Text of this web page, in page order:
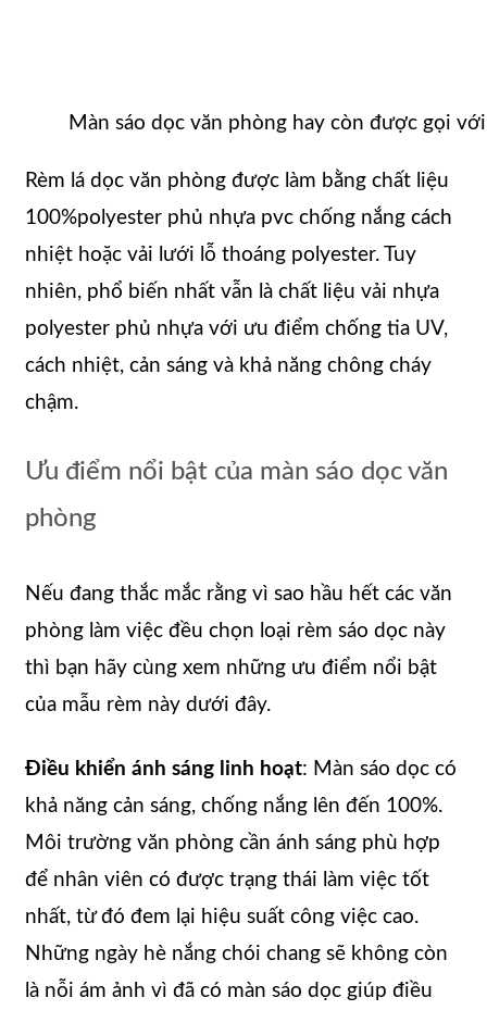
Màn sáo dọc văn phòng hay còn được gọi
Rèm lá dọc văn phòng được làm bằng chất liệu
100%polyester phủ nhựa pvc chống nắng cách
nhiệt hoặc vải lưới lỗ thoáng polyester. Tuy
nhiên, phổ biến nhất vẫn là chất liệu vải nhựa
polyester phủ nhựa với ưu điểm chống tia UV,
cách nhiệt, cản sáng và khả năng chông cháy
chậm.
Ưu điểm nổi bật của màn sáo dọc văn
phòng
Nếu đang thắc mắc rằng vì sao hầu hết các văn
phòng làm việc đều chọn loại rèm sáo dọc này
thì bạn hãy cùng xem những ưu điểm nổi bật
của mẫu rèm này dưới đây.
Điều khiển ánh sáng linh hoạt: Màn sáo dọc có
khả năng cản sáng, chống nắng lên đến 100%.
Môi trường văn phòng cần ánh sáng phù hợp
để nhân viên có được trạng thái làm việc tốt
nhất, từ đó đem lại hiệu suất công việc cao.
Những ngày hè nắng chói chang sẽ không còn
là nỗi ám ảnh vì đã có màn sáo dọc giúp điều